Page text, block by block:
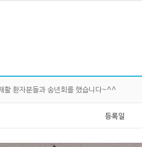
활 환자분들과 송년회를 했습니다~^^
등록일